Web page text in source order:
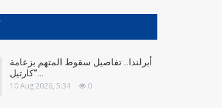
أيرلندا.. تفاصيل سقوط المتهم بزعامة
“كارتيل…
10 Aug 2026, 5:34 0